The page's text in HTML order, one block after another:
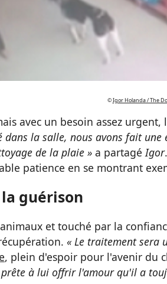
©Igor Holanda / The
avec un besoin assez
dans la salle, nous avons fait
de la plaie » a partagé Igor
patience en se montrant
guérison
et touché par la
« Le traitement sera
, plein d'espoir pour l'avenir du
à lui offrir l'amour qu'il a